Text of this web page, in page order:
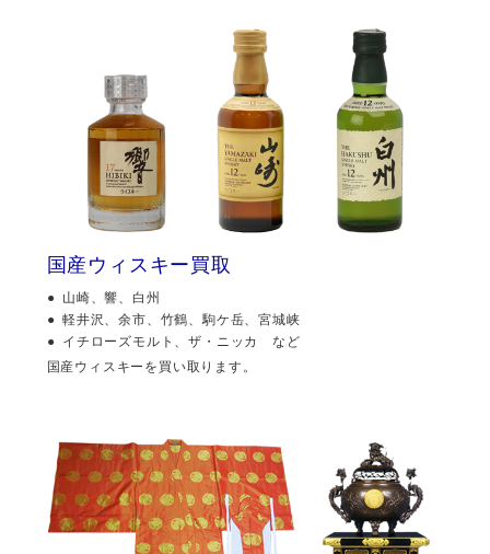
国産ウィスキー買取
山崎、響、白州
軽井沢、余市、竹鶴、駒ケ岳、宮城峡
イチローズモルト、ザ・ニッカ など
国産ウィスキーを買い取ります。